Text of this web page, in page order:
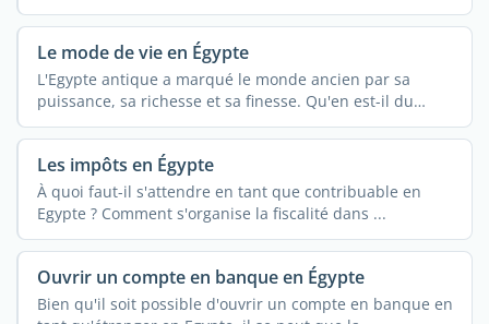
Le mode de vie en Égypte
L'Egypte antique a marqué le monde ancien par sa
puissance, sa richesse et sa finesse. Qu'en est-il du
mode ...
Les impôts en Égypte
À quoi faut-il s'attendre en tant que contribuable en
Egypte ? Comment s'organise la fiscalité dans ...
Ouvrir un compte en banque en Égypte
Bien qu'il soit possible d'ouvrir un compte en banque en